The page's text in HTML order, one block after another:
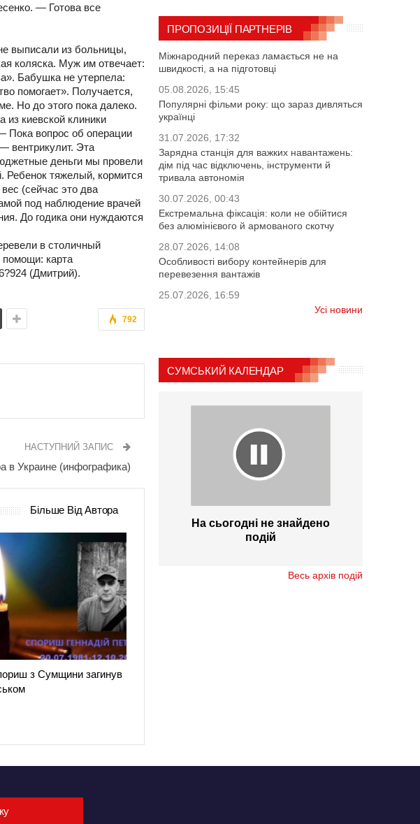
— Готова все
выписали из больницы,
коляска. Муж им отвечает:
Бабушка не утерпела:
помогает». Получается,
Но до этого пока далеко.
киевской клиники
Пока вопрос об операции
вентрикулит. Эта
деньги мы провели
Ребенок тяжелый, кормится
(сейчас это два
под наблюдение врачей
До годика они нуждаются
в столичный
карта
(Дмитрий).
792
НАСТУПНИЙ ЗАПИС
в Украине (инфографика)
Більше Від Автора
з Сумщини загинув
ПРОПОЗИЦІЇ ПАРТНЕРІВ
Міжнародний переказ ламається не на
швидкості, а на підготовці
05.08.2026, 15:45
Популярні фільми року: що зараз дивляться
українці
31.07.2026, 17:32
Зарядна станція для важких навантажень:
дім під час відключень, інструменти й
тривала автономія
30.07.2026, 00:43
Екстремальна фіксація: коли не обійтися
без алюмінієвого й армованого скотчу
28.07.2026, 14:08
Особливості вибору контейнерів для
перевезення вантажів
25.07.2026, 16:59
Усі новини
СУМСЬКИЙ КАЛЕНДАР
На сьогодні не знайдено
подій
Весь архів подій